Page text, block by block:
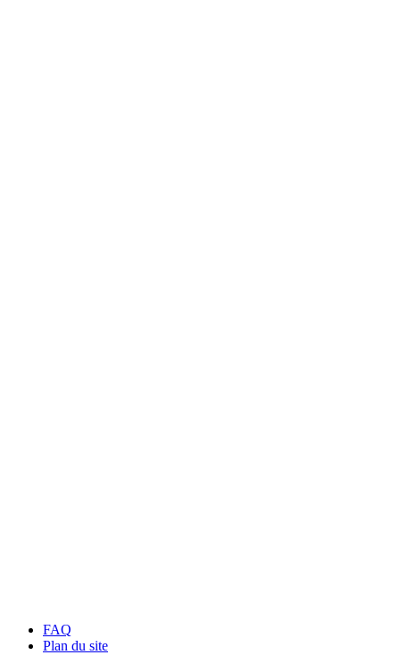
FAQ
Plan du site